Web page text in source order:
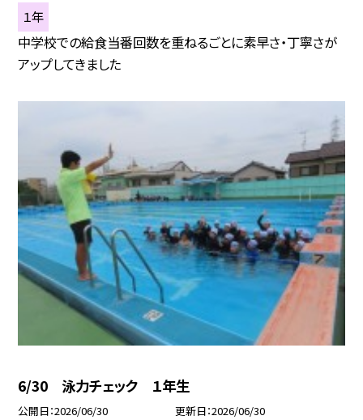
１年
中学校での給食当番回数を重ねるごとに素早さ・丁寧さが
アップしてきました
6/30 泳力チェック １年生
公開日 2026/06/30 更新日 2026/06/30